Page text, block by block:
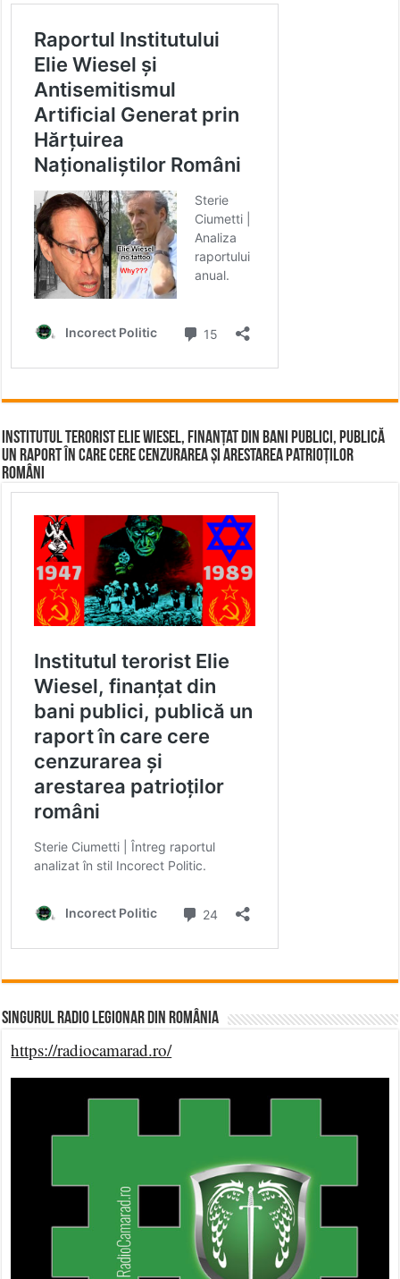
Institutul terorist Elie Wiesel, finanțat din bani publici, publică
un raport în care cere cenzurarea și arestarea patrioților
români
Singurul Radio Legionar din România
https://radiocamarad.ro/